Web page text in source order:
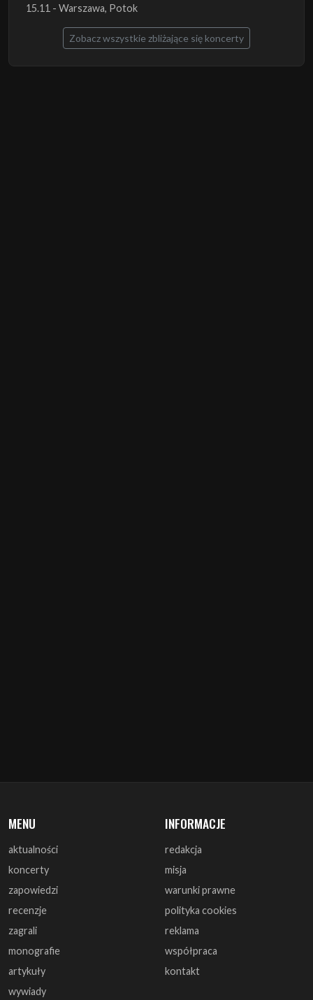
15.11 - Warszawa, Potok
Zobacz wszystkie zbliżające się koncerty
MENU
aktualności
koncerty
zapowiedzi
recenzje
zagrali
monografie
artykuły
wywiady
INFORMACJE
redakcja
misja
warunki prawne
polityka cookies
reklama
współpraca
kontakt